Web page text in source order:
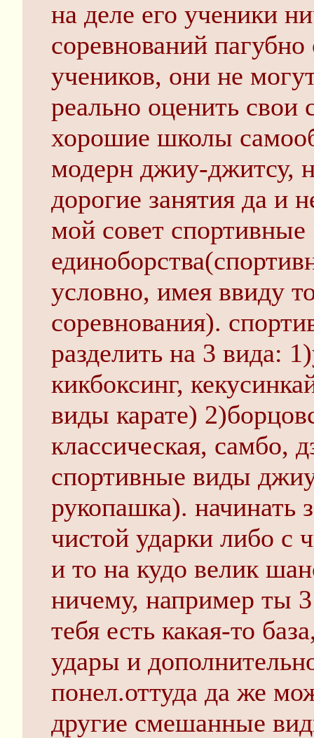
на деле его ученики
соревнований
учеников, они не
реально оценить свои
хорошие школы
модерн джиу-джитсу,
дорогие занятия да и
мой совет спортивные
условно, имея ввиду
соревнования).
разделить на 3 вида:
кикбоксинг,
виды карате)
классическая, самбо,
спортивные виды
рукопашка). начинать
чистой ударки либо с
и то на кудо велик
ничему, например ты
тебя есть какая-то
удары и
понел.оттуда да же
другие смешанные